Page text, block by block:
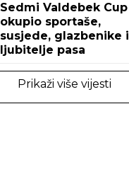
Sedmi Valdebek Cup
okupio sportaše,
susjede, glazbenike i
ljubitelje pasa
Prikaži više vijesti